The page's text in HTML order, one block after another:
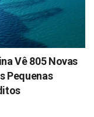
Vê 805 Novas
Pequenas